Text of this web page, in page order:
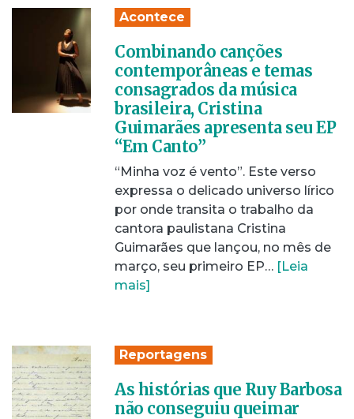
Acontece
Combinando canções
contemporâneas e temas
consagrados da música
brasileira, Cristina
Guimarães apresenta seu EP
“Em Canto”
“Minha voz é vento”. Este verso
expressa o delicado universo lírico
por onde transita o trabalho da
cantora paulistana Cristina
Guimarães que lançou, no mês de
março, seu primeiro EP… [Leia
mais]
Reportagens
As histórias que Ruy Barbosa
não conseguiu queimar